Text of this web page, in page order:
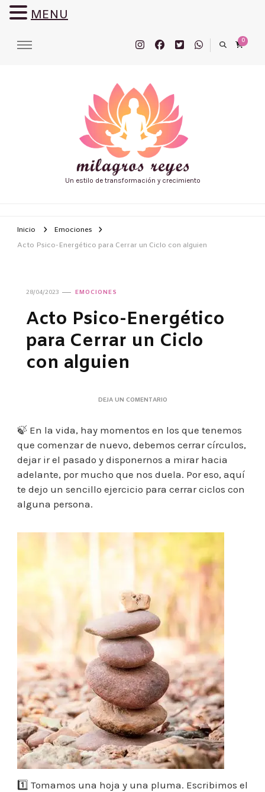
0
Un estilo de transformación y crecimiento
Inicio
Emociones
Acto Psico-Energético para Cerrar un Ciclo con alguien
28/04/2023 EMOCIONES
Acto Psico-Energético
para Cerrar un Ciclo
con alguien
DEJA UN COMENTARIOEN
ENERGÉTICO
CERRAR
UN
CICLO
CON
ALGUIEN
🍃 En la vida, hay momentos en los que tenemos
que comenzar de nuevo, debemos cerrar círculos,
dejar ir el pasado y disponernos a mirar hacia
adelante, por mucho que nos duela. Por eso, aquí
te dejo un sencillo ejercicio para cerrar ciclos con
alguna persona.
1️⃣ Tomamos una hoja y una pluma. Escribimos el
MENU